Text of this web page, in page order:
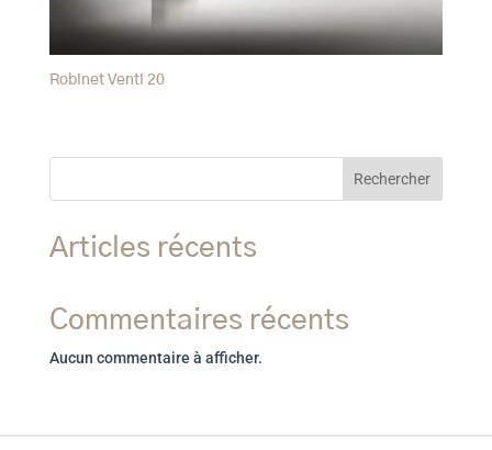
Robinet Venti 20
Rechercher
Articles récents
Commentaires récents
Aucun commentaire à afficher.